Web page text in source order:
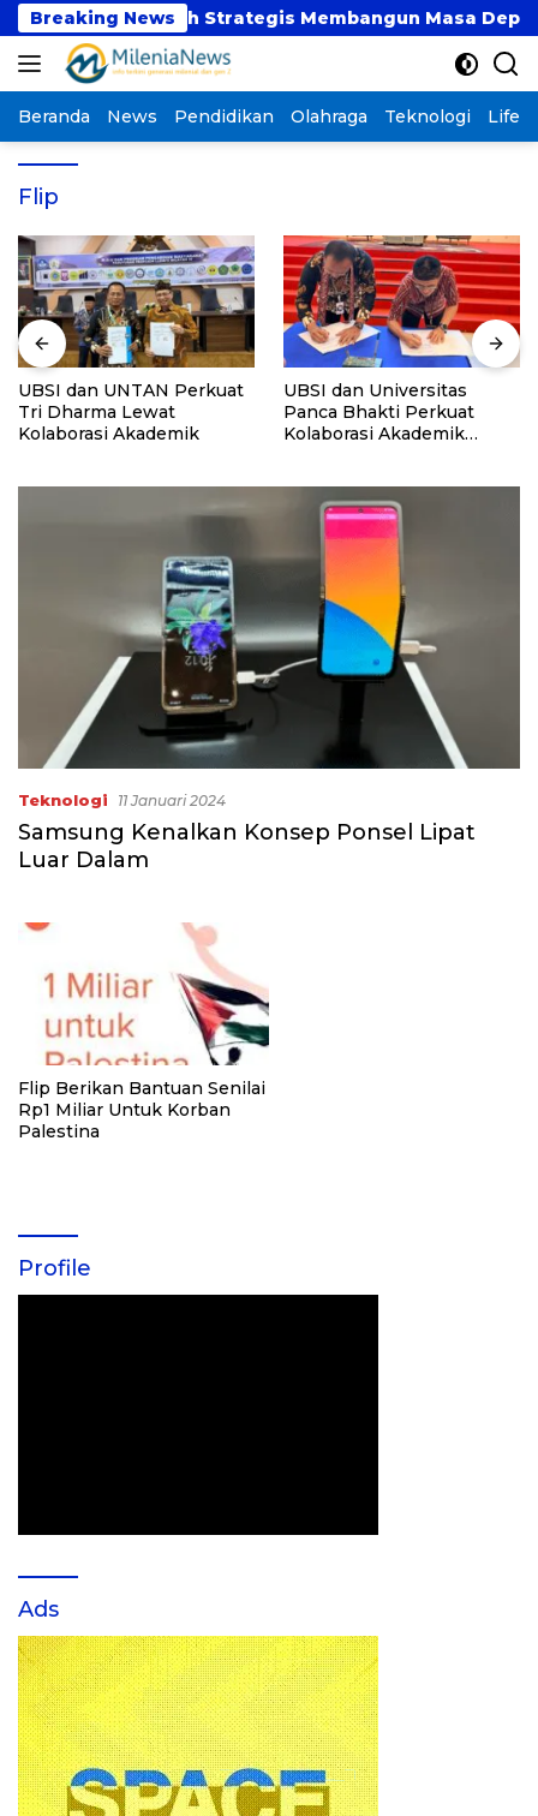
Langsung
ke
konten
Breaking News
atau Langkah Strategis Membangun Masa Depan?
Beranda News Pendidikan Olahraga Teknologi
Flip
UBSI dan UNTAN Perkuat
Tri Dharma Lewat
Kolaborasi Akademik
UBSI dan Universitas
Panca Bhakti Perkuat
Kolaborasi Akademik
Teknologi 11 Januari 2024
Samsung Kenalkan Konsep Ponsel Lipat
Luar Dalam
Flip Berikan Bantuan Senilai
Rp1 Miliar Untuk Korban
Palestina
Profile
Ads